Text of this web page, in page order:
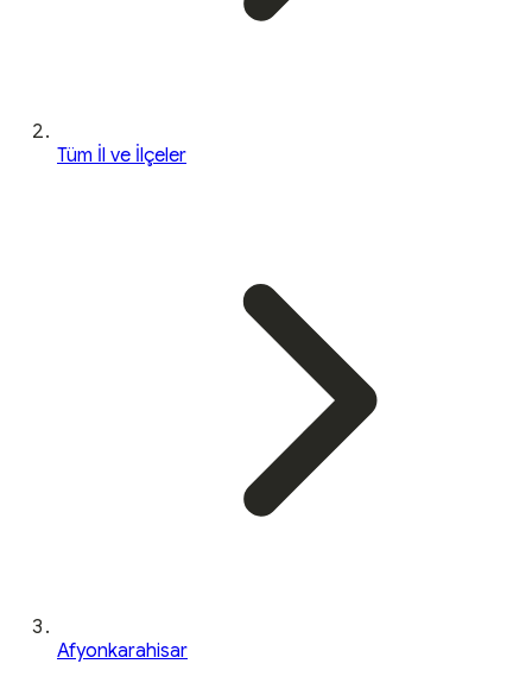
Tüm İl ve İlçeler
Afyonkarahisar